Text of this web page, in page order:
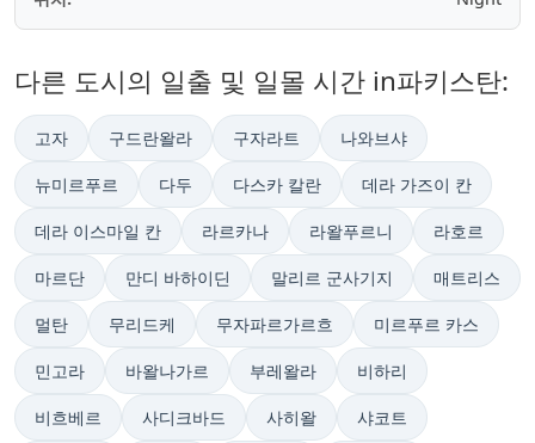
다른 도시의 일출 및 일몰 시간 in파키스탄:
고자 구드란왈라 구자라트 나와브샤
뉴미르푸르 다두 다스카 칼란 데라 가즈이 칸
데라 이스마일 칸 라르카나 라왈푸르니 라호르
마르단 만디 바하이딘 말리르 군사기지 매트리스
멀탄 무리드케 무자파르가르흐 미르푸르 카스
민고라 바왈나가르 부레왈라 비하리
비흐베르 사디크바드 사히왈 샤코트